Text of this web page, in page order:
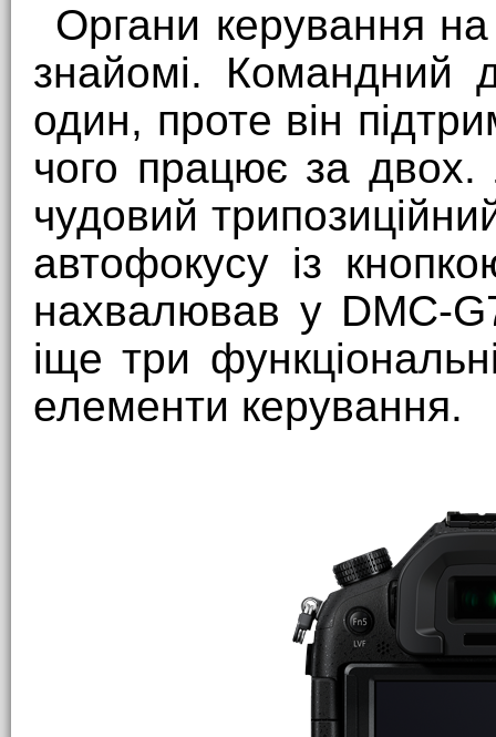
Органи керування
знайомі. Командний
один, проте він
чого працює за двох.
чудовий
автофокусу із
нахвалював у DMC-
іще три
елементи керування.